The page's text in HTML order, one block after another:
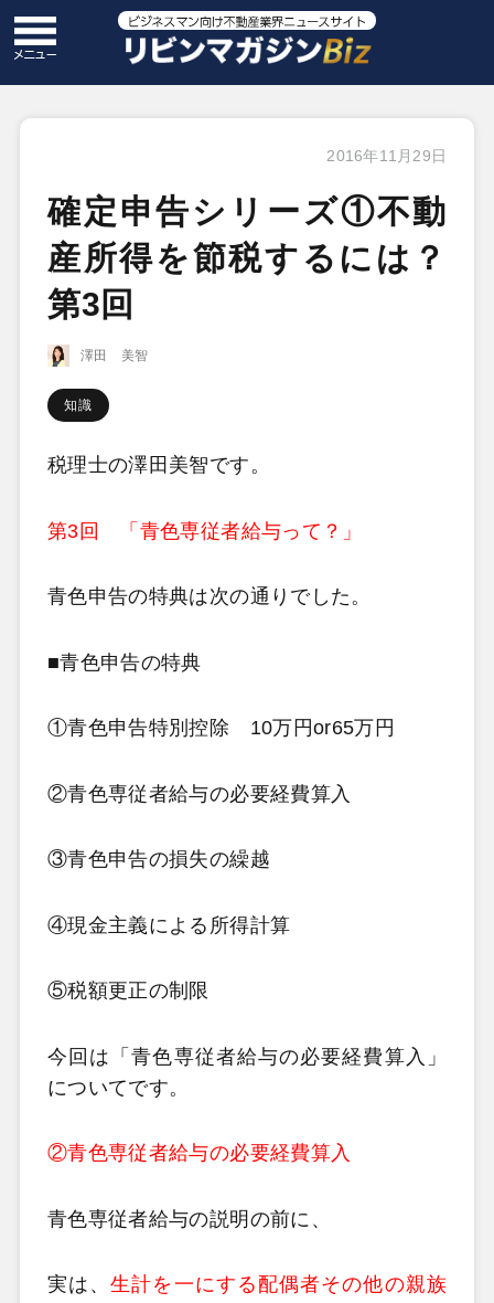
2016年11月29日
確定申告シリーズ①不動
産所得を節税するには？
第3回
澤田 美智
知識
税理士の澤田美智です。
第3回 「青色専従者給与って？」
青色申告の特典は次の通りでした。
■青色申告の特典
①青色申告特別控除 10万円or65万円
②青色専従者給与の必要経費算入
③青色申告の損失の繰越
④現金主義による所得計算
⑤税額更正の制限
今回は「青色専従者給与の必要経費算入」
についてです。
②青色専従者給与の必要経費算入
青色専従者給与の説明の前に、
実は、生計を一にする配偶者その他の親族